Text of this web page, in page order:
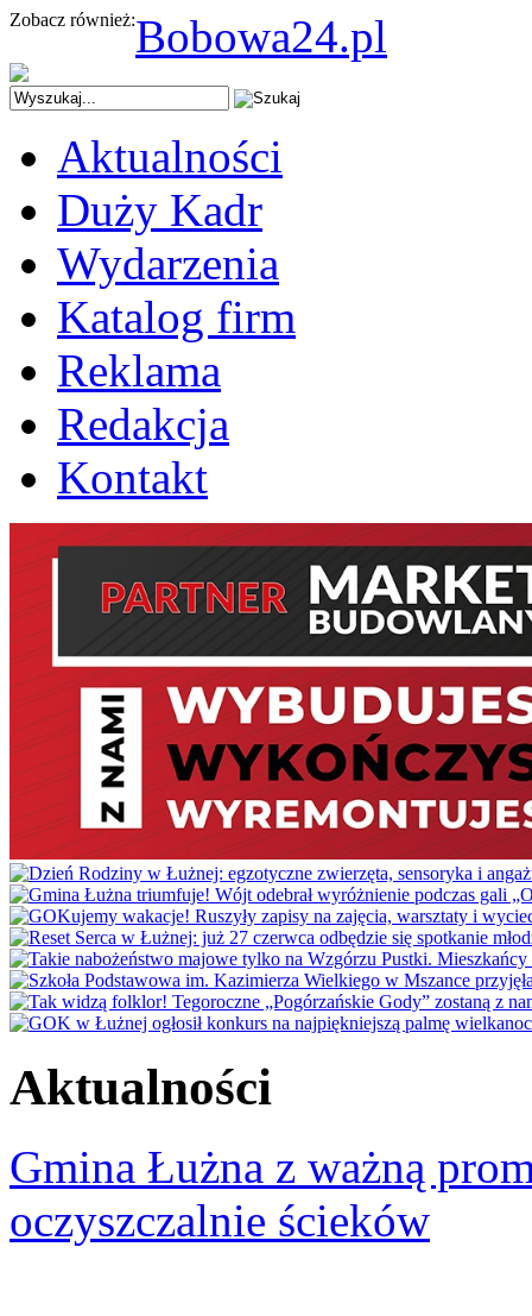
Zobacz również:Bobowa24.pl
Aktualności
Duży Kadr
Wydarzenia
Katalog firm
Reklama
Redakcja
Kontakt
Aktualności
Gmina Łużna z ważną
oczyszczalnie ścieków